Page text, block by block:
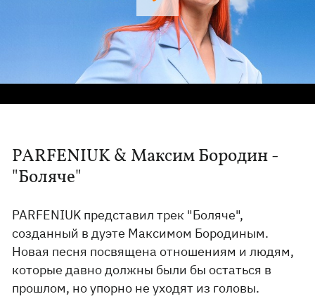
PARFENIUK & Максим Бородин -
"Боляче"
PARFENIUK представил трек "Боляче",
созданный в дуэте Максимом Бородиным.
Новая песня посвящена отношениям и людям,
которые давно должны были бы остаться в
прошлом, но упорно не уходят из головы.